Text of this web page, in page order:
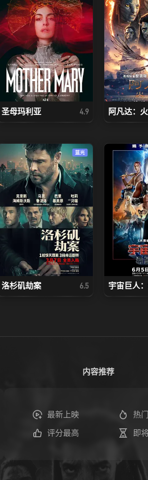
圣母玛利亚 4.9 阿凡达：
蓝光
洛杉矶劫案 6.5 宇宙巨人
内容推荐
最新上映 热
评分最高 即